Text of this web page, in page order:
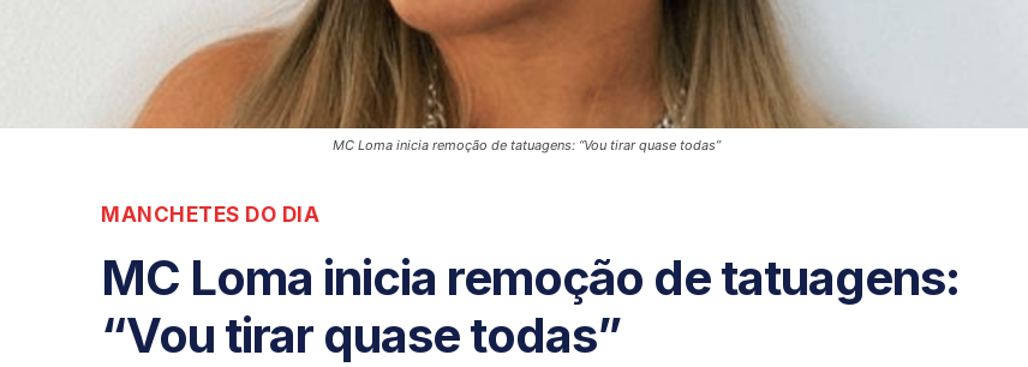
MC Loma inicia remoção de tatuagens: “Vou tirar quase todas”
MANCHETES DO DIA
MC Loma inicia remoção de tatuagens:
“Vou tirar quase todas”